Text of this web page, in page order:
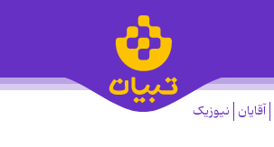
آقایان نیوزیک